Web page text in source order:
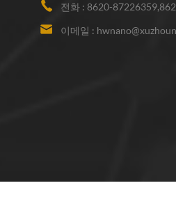
전화 : 8620-
이메일 :